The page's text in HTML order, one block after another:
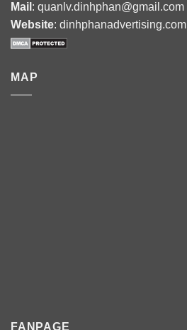
Mail : quanlv.dinhphan@gmail.com
Website: dinhphanadvertising.com
MAP
FANPAGE